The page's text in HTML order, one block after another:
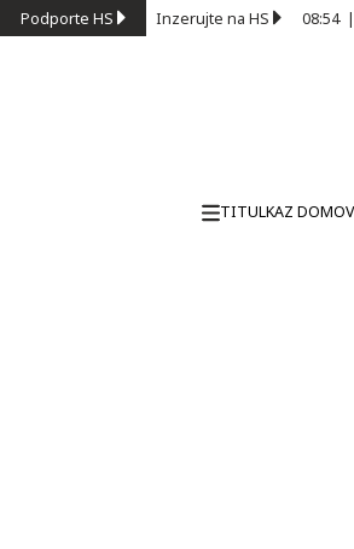
Podporte HS Inzerujte na HS 08:54|
TITULKAZ